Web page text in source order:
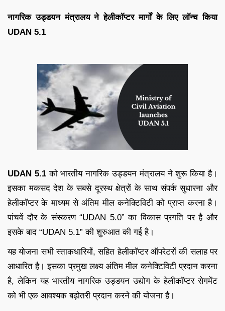
नागरिक उड्डयन मंत्रालय ने हेलीकॉप्टर मार्गों के लिए लॉन्च किया
UDAN 5.1
UDAN 5.1को भारतीय नागरिक उड्डयन मंत्रालय ने शुरू किया है।
इसका मकसद देश के सबसे दूरस्थ क्षेत्रों के साथ संपर्क सुधारना और
हेलीकॉप्टर के माध्यम से अंतिम मील कनेक्टिविटी को प्राप्त करना है।
पांचवें दौर के संस्करण “UDAN 5.0” का विकास प्रगति पर है और
इसके बाद “UDAN 5.1” की शुरुआत की गई है।
यह योजना सभी स्ताकधारियों, सहित हेलीकॉप्टर ऑपरेटरों की सलाह पर
आधारित है। इसका प्रमुख लक्ष्य अंतिम मील कनेक्टिविटी प्रदान करना
है, लेकिन यह भारतीय नागरिक उड्डयन उद्योग के हेलीकॉप्टर सेगमेंट
को भी एक आवश्यक बढ़ोतरी प्रदान करने की योजना है।